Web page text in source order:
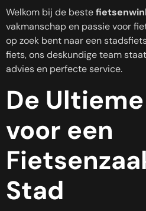
Welkom bij de beste
vakmanschap en passie voor
op zoek bent naar een
fiets, ons deskundige team
advies en perfecte service.
De
voor een
Stad